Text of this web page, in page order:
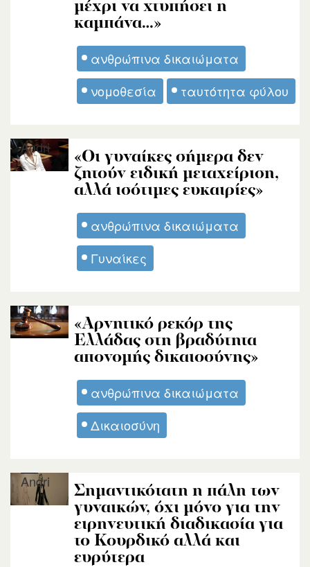
μέχρι να χτυπήσει η
καμπάνα…»
ανθρώπινα δικαιώματα
νομοθεσία
ταυτότητα φύλου
«Οι γυναίκες σήμερα δεν
ζητούν ειδική μεταχείριση,
αλλά ισότιμες ευκαιρίες»
ανθρώπινα δικαιώματα
Γυναίκες
Andri
«Αρνητικό ρεκόρ της
Ελλάδας στη βραδύτητα
απονομής δικαιοσύνης»
ανθρώπινα δικαιώματα
Δικαιοσύνη
Andri
Σημαντικότατη η πάλη των
γυναικών, όχι μόνο για την
ειρηνευτική διαδικασία για
το Κουρδικό αλλά και
ευρύτερα
Andri